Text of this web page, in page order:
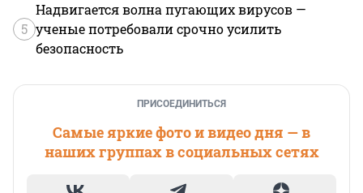
5
Надвигается волна пугающих вирусов —
ученые потребовали срочно усилить
безопасность
ПРИСОЕДИНИТЬСЯ
Самые яркие фото и видео дня — в
наших группах в социальных сетях